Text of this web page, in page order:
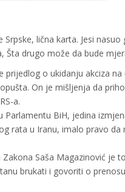
Srpske, lična karta. Јesi
Šta drugo može da bude
prijedlog o ukidanju akciza
On je mišljenja da
a.
Parlamentu BiH, jedina
rata u Iranu, imalo pravo
Zakona Saša Magazinović je
brukati i govoriti o